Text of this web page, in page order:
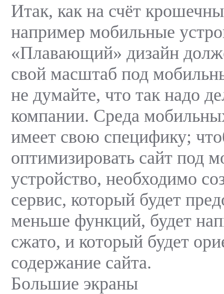
Итак, как на счёт
например мобильные
«Плавающий» дизайн
свой масштаб под
не думайте, что так надо
компании. Среда
имеет свою специфику;
оптимизировать сайт под
устройство, необходимо
сервис, который будет
меньше функций, будет
сжато, и который будет
содержание сайта.
Большие экраны